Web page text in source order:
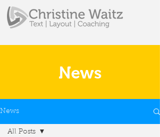
News
News
All Posts